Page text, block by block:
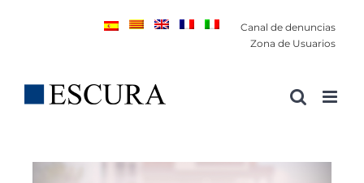
Canal de denuncias
Zona de Usuarios